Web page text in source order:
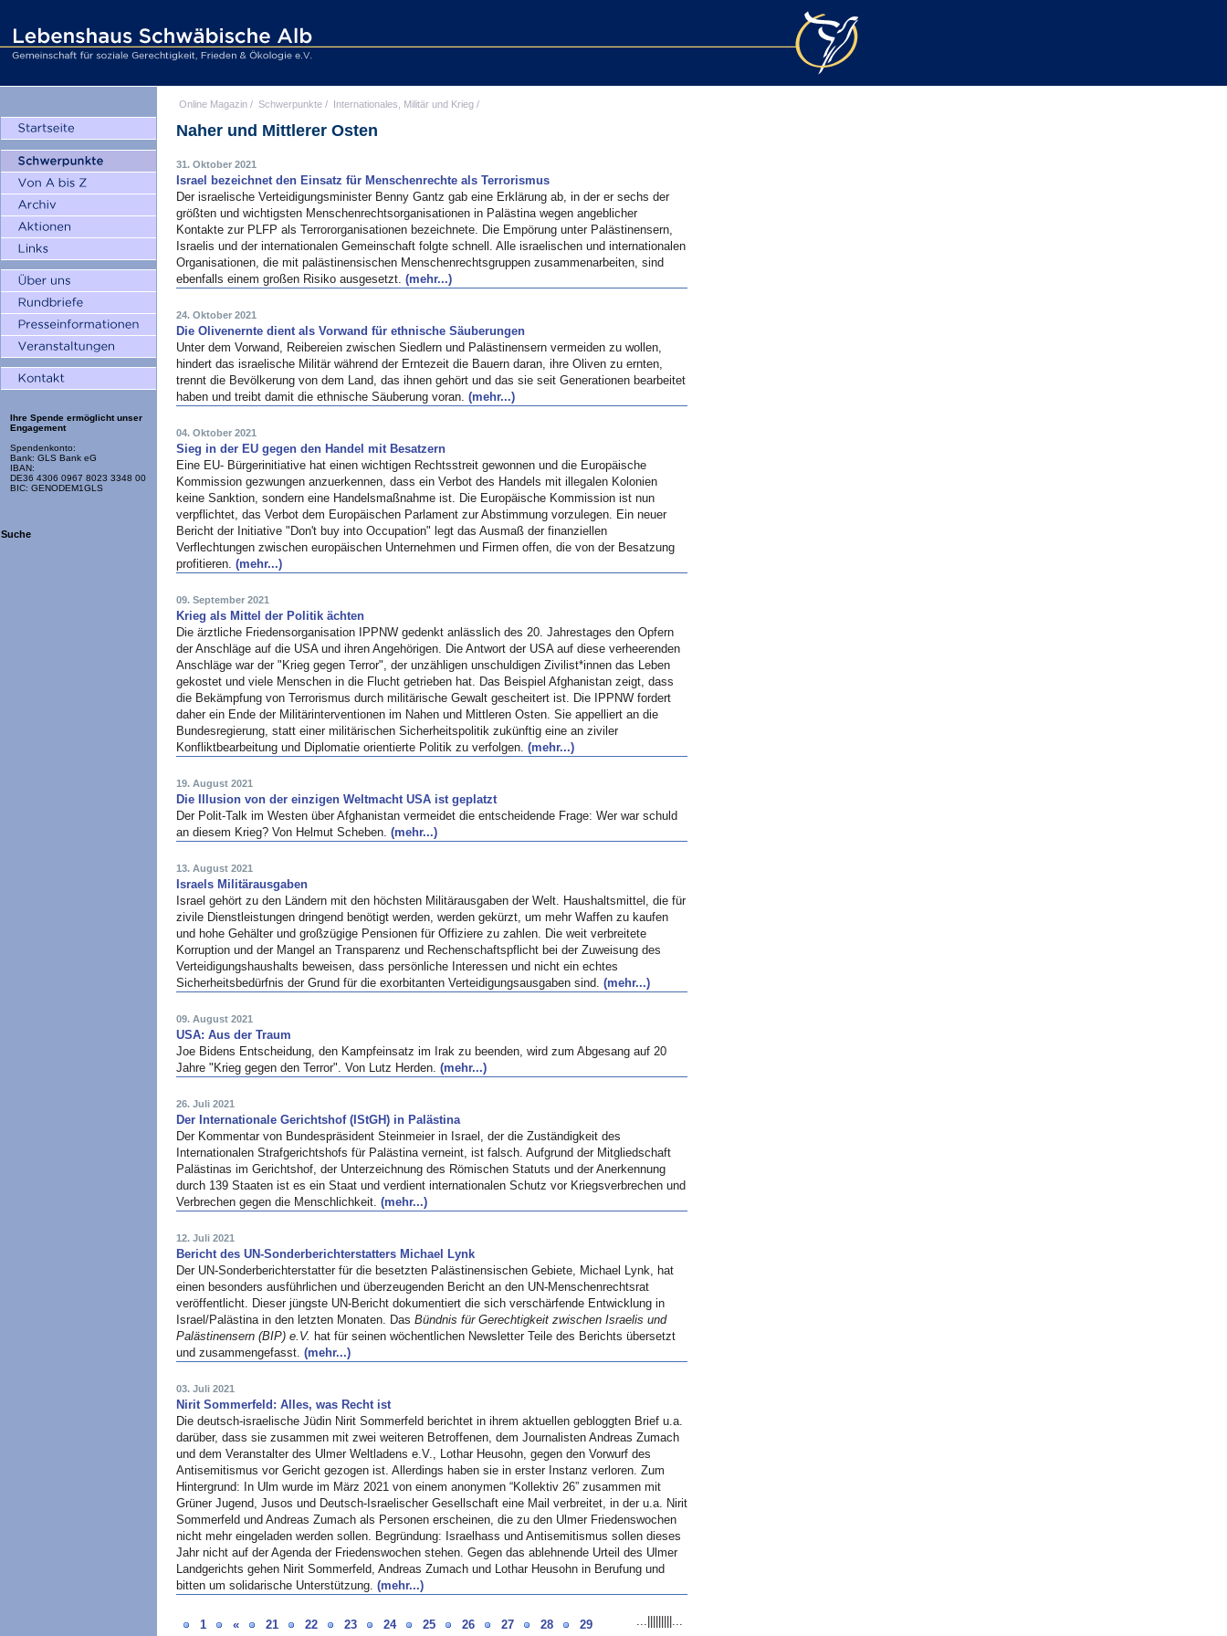
Ihre Spende ermöglicht unser
Engagement
Spendenkonto:
Bank: GLS Bank eG
IBAN:
DE36 4306 0967 8023 3348 00
BIC: GENODEM1GLS
Suche
Online Magazin / Schwerpunkte / Internationales, Militär und Krieg /
Naher und Mittlerer Osten
31. Oktober 2021
Israel bezeichnet den Einsatz für Menschenrechte als Terrorismus
Der israelische Verteidigungsminister Benny Gantz gab eine Erklärung ab, in der er sechs der
größten und wichtigsten Menschenrechtsorganisationen in Palästina wegen angeblicher
Kontakte zur PLFP als Terrororganisationen bezeichnete. Die Empörung unter Palästinensern,
Israelis und der internationalen Gemeinschaft folgte schnell. Alle israelischen und internationalen
Organisationen, die mit palästinensischen Menschenrechtsgruppen zusammenarbeiten, sind
ebenfalls einem großen Risiko ausgesetzt. (mehr...)
24. Oktober 2021
Die Olivenernte dient als Vorwand für ethnische Säuberungen
Unter dem Vorwand, Reibereien zwischen Siedlern und Palästinensern vermeiden zu wollen,
hindert das israelische Militär während der Erntezeit die Bauern daran, ihre Oliven zu ernten,
trennt die Bevölkerung von dem Land, das ihnen gehört und das sie seit Generationen bearbeitet
haben und treibt damit die ethnische Säuberung voran. (mehr...)
04. Oktober 2021
Sieg in der EU gegen den Handel mit Besatzern
Eine EU- Bürgerinitiative hat einen wichtigen Rechtsstreit gewonnen und die Europäische
Kommission gezwungen anzuerkennen, dass ein Verbot des Handels mit illegalen Kolonien
keine Sanktion, sondern eine Handelsmaßnahme ist. Die Europäische Kommission ist nun
verpflichtet, das Verbot dem Europäischen Parlament zur Abstimmung vorzulegen. Ein neuer
Bericht der Initiative "Don't buy into Occupation" legt das Ausmaß der finanziellen
Verflechtungen zwischen europäischen Unternehmen und Firmen offen, die von der Besatzung
profitieren. (mehr...)
09. September 2021
Krieg als Mittel der Politik ächten
Die ärztliche Friedensorganisation IPPNW gedenkt anlässlich des 20. Jahrestages den Opfern
der Anschläge auf die USA und ihren Angehörigen. Die Antwort der USA auf diese verheerenden
Anschläge war der "Krieg gegen Terror", der unzähligen unschuldigen Zivilist*innen das Leben
gekostet und viele Menschen in die Flucht getrieben hat. Das Beispiel Afghanistan zeigt, dass
die Bekämpfung von Terrorismus durch militärische Gewalt gescheitert ist. Die IPPNW fordert
daher ein Ende der Militärinterventionen im Nahen und Mittleren Osten. Sie appelliert an die
Bundesregierung, statt einer militärischen Sicherheitspolitik zukünftig eine an ziviler
Konfliktbearbeitung und Diplomatie orientierte Politik zu verfolgen. (mehr...)
19. August 2021
Die Illusion von der einzigen Weltmacht USA ist geplatzt
Der Polit-Talk im Westen über Afghanistan vermeidet die entscheidende Frage: Wer war schuld
an diesem Krieg? Von Helmut Scheben. (mehr...)
13. August 2021
Israels Militärausgaben
Israel gehört zu den Ländern mit den höchsten Militärausgaben der Welt. Haushaltsmittel, die für
zivile Dienstleistungen dringend benötigt werden, werden gekürzt, um mehr Waffen zu kaufen
und hohe Gehälter und großzügige Pensionen für Offiziere zu zahlen. Die weit verbreitete
Korruption und der Mangel an Transparenz und Rechenschaftspflicht bei der Zuweisung des
Verteidigungshaushalts beweisen, dass persönliche Interessen und nicht ein echtes
Sicherheitsbedürfnis der Grund für die exorbitanten Verteidigungsausgaben sind. (mehr...)
09. August 2021
USA: Aus der Traum
Joe Bidens Entscheidung, den Kampfeinsatz im Irak zu beenden, wird zum Abgesang auf 20
Jahre "Krieg gegen den Terror". Von Lutz Herden. (mehr...)
26. Juli 2021
Der Internationale Gerichtshof (IStGH) in Palästina
Der Kommentar von Bundespräsident Steinmeier in Israel, der die Zuständigkeit des
Internationalen Strafgerichtshofs für Palästina verneint, ist falsch. Aufgrund der Mitgliedschaft
Palästinas im Gerichtshof, der Unterzeichnung des Römischen Statuts und der Anerkennung
durch 139 Staaten ist es ein Staat und verdient internationalen Schutz vor Kriegsverbrechen und
Verbrechen gegen die Menschlichkeit. (mehr...)
12. Juli 2021
Bericht des UN-Sonderberichterstatters Michael Lynk
Der UN-Sonderberichterstatter für die besetzten Palästinensischen Gebiete, Michael Lynk, hat
einen besonders ausführlichen und überzeugenden Bericht an den UN-Menschenrechtsrat
veröffentlicht. Dieser jüngste UN-Bericht dokumentiert die sich verschärfende Entwicklung in
Israel/Palästina in den letzten Monaten. Das Bündnis für Gerechtigkeit zwischen Israelis und
Palästinensern (BIP) e.V. hat für seinen wöchentlichen Newsletter Teile des Berichts übersetzt
und zusammengefasst. (mehr...)
03. Juli 2021
Nirit Sommerfeld: Alles, was Recht ist
Die deutsch-israelische Jüdin Nirit Sommerfeld berichtet in ihrem aktuellen gebloggten Brief u.a.
darüber, dass sie zusammen mit zwei weiteren Betroffenen, dem Journalisten Andreas Zumach
und dem Veranstalter des Ulmer Weltladens e.V., Lothar Heusohn, gegen den Vorwurf des
Antisemitismus vor Gericht gezogen ist. Allerdings haben sie in erster Instanz verloren. Zum
Hintergrund: In Ulm wurde im März 2021 von einem anonymen “Kollektiv 26” zusammen mit
Grüner Jugend, Jusos und Deutsch-Israelischer Gesellschaft eine Mail verbreitet, in der u.a. Nirit
Sommerfeld und Andreas Zumach als Personen erscheinen, die zu den Ulmer Friedenswochen
nicht mehr eingeladen werden sollen. Begründung: Israelhass und Antisemitismus sollen dieses
Jahr nicht auf der Agenda der Friedenswochen stehen. Gegen das ablehnende Urteil des Ulmer
Landgerichts gehen Nirit Sommerfeld, Andreas Zumach und Lothar Heusohn in Berufung und
bitten um solidarische Unterstützung. (mehr...)
1 ...
« 21 22 23 24 25 26 27 28 29 ...